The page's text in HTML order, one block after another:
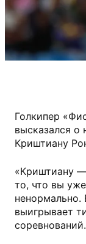
Голкипер
высказался
Криштиану
«Криштиану
то, что вы
ненормально.
выигрывает
соревнований.